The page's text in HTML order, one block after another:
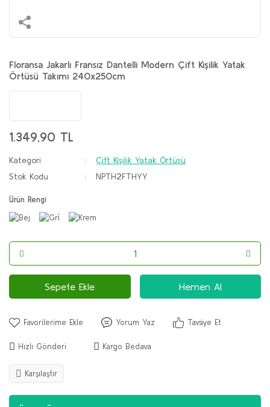
Floransa Jakarlı Fransız Dantelli Modern Çift Kişilik Yatak
Örtüsü Takımı 240x250cm
1.349,90 TL
Kategori
Çift Kişilik Yatak Örtüsü
Stok Kodu
NPTH2FTHYY
Ürün Rengi
Sepete Ekle Hemen Al
Yorum Yaz Tavsiye Et
Hızlı Gönderi Kargo Bedava
Karşılaştır